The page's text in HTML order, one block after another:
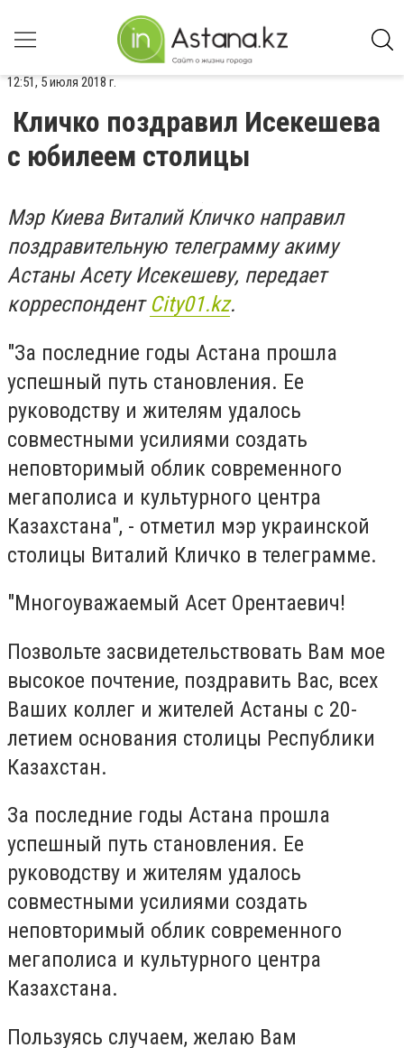
12:51, 5 июля 2018 г.
Кличко поздравил Исекешева
с юбилеем столицы
Мэр Киева Виталий Кличко направил
поздравительную телеграмму акиму
Астаны Асету Исекешеву, передает
корреспондентCity01.kz.
"За последние годы Астана прошла
успешный путь становления. Ее
руководству и жителям удалось
совместными усилиями создать
неповторимый облик современного
мегаполиса и культурного центра
Казахстана", - отметил мэр украинской
столицы Виталий Кличко в телеграмме.
"Многоуважаемый Асет Орентаевич!
Позвольте засвидетельствовать Вам мое
высокое почтение, поздравить Вас, всех
Ваших коллег и жителей Астаны с 20-
летием основания столицы Республики
Казахстан.
За последние годы Астана прошла
успешный путь становления. Ее
руководству и жителям удалось
совместными усилиями создать
неповторимый облик современного
мегаполиса и культурного центра
Казахстана.
Пользуясь случаем, желаю Вам